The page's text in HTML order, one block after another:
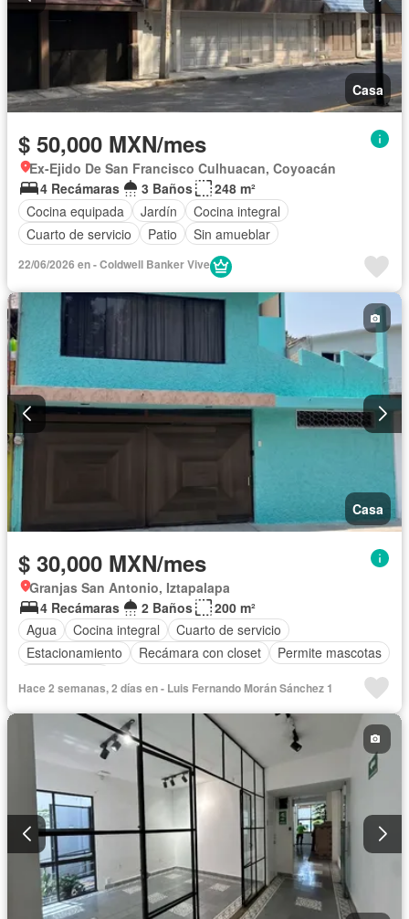
Casa
$ 50,000 MXN/mes
Ex-Ejido De San Francisco Culhuacan, Coyoacán
4 Recámaras
3 Baños
248 m²
Cocina equipada
Jardín
Cocina integral
Cuarto de servicio
Patio Sin amueblar
22/06/2026 en - Coldwell Banker Vive
Casa
$ 30,000 MXN/mes
Granjas San Antonio, Iztapalapa
4 Recámaras
2 Baños
200 m²
Agua
Cocina integral
Cuarto de servicio
Estacionamiento
Recámara con closet
Permite mascotas
Hace 2 semanas, 2 días en - Luis Fernando Morán Sánchez 1